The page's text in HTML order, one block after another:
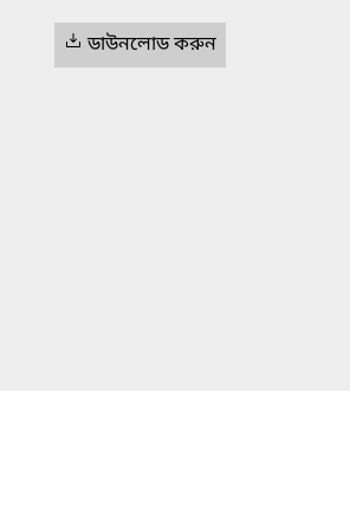
ডাউনলোড করুন